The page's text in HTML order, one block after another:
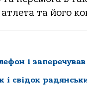
та його
і
і свідок